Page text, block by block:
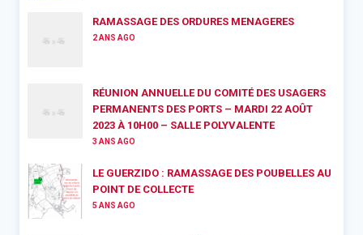
RAMASSAGE DES ORDURES MENAGERES
2 ANS AGO
RÉUNION ANNUELLE DU COMITÉ DES USAGERS
PERMANENTS DES PORTS – MARDI 22 AOÛT
2023 À 10H00 – SALLE POLYVALENTE
3 ANS AGO
LE GUERZIDO : RAMASSAGE DES POUBELLES AU
POINT DE COLLECTE
5 ANS AGO